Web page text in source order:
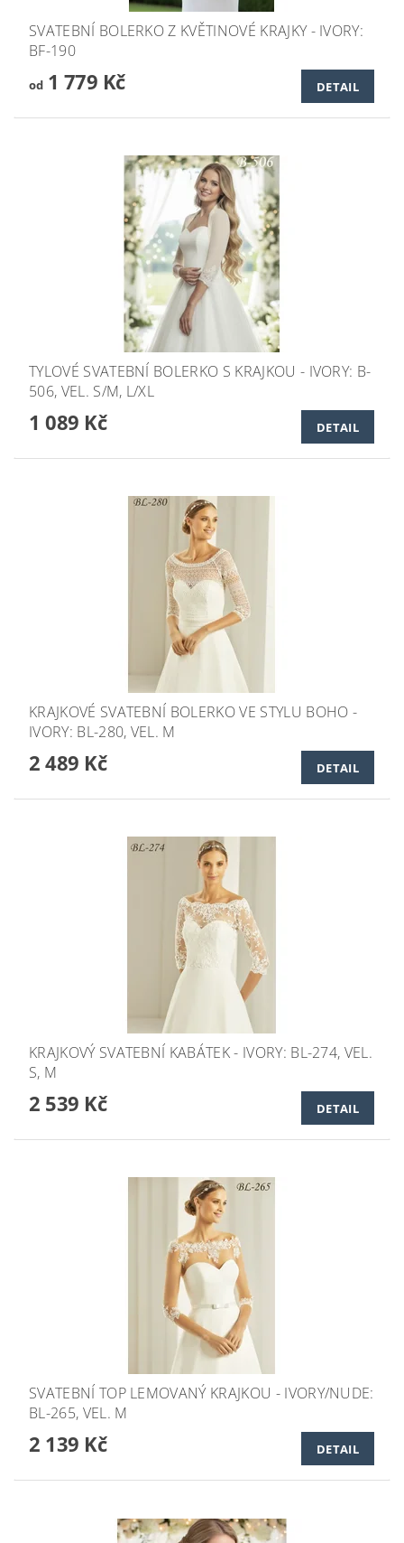
SVATEBNÍ BOLERKO Z KVĚTINOVÉ KRAJKY - IVORY:
BF-190
od1 779 Kč DETAIL
TYLOVÉ SVATEBNÍ BOLERKO S KRAJKOU - IVORY: B-
506, VEL. S/M, L/XL
1 089 Kč DETAIL
KRAJKOVÉ SVATEBNÍ BOLERKO VE STYLU BOHO -
IVORY: BL-280, VEL. M
2 489 Kč DETAIL
KRAJKOVÝ SVATEBNÍ KABÁTEK - IVORY: BL-274, VEL.
S, M
2 539 Kč DETAIL
SVATEBNÍ TOP LEMOVANÝ KRAJKOU - IVORY/NUDE:
BL-265, VEL. M
2 139 Kč DETAIL